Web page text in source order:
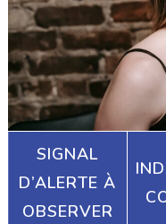
SIGNAL
D’ALERTE À
OBSERVER